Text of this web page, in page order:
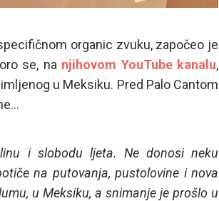
organic zvuku, započeo je
se, na njihovom YouTube kanalu,
u Meksiku. Pred Palo Cantom
i slobodu ljeta. Ne donosi neku
na putovanja, pustolovine i nova
u Meksiku, a snimanje je prošlo u